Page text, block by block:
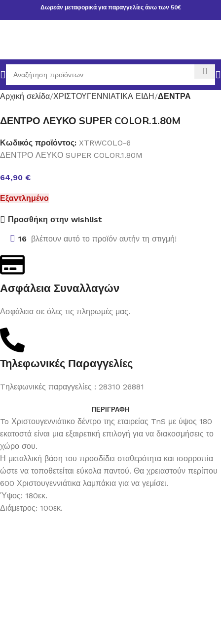
Δωρεάν μεταφορικά για παραγγελίες άνω των 50€
Αρχική σελίδα ΧΡΙΣΤΟΥΓΕΝΝΙΑΤΙΚΑ ΕΙΔΗ ΔΕΝΤΡΑ
ΔΕΝΤΡΟ ΛΕΥΚΟ SUPER COLOR.1.80M
Κωδικός προϊόντος: XTRWCOLO-6
ΔΕΝΤΡΟ ΛΕΥΚΟ SUPER COLOR.1.80M
64,90 €
Εξαντλημένο
Προσθήκη στην wishlist
16 βλέπουν αυτό το προϊόν αυτήν τη στιγμή!
Ασφάλεια Συναλλαγών
Ασφάλεια σε όλες τις πληρωμές μας.
Τηλεφωνικές Παραγγελίες
Tηλεφωνικές παραγγελίες : 28310 26881
ΠΕΡΙΓΡΑΦΉ
To Χριστουγεννιάτικο δέντρο της εταιρείας TnS με ύψος 180
εκατοστά είναι μια εξαιρετική επιλογή για να διακοσμήσεις το
χώρο σου.
Η μεταλλική βάση του προσδίδει σταθερότητα και ισορροπία
ώστε να τοποθετείται εύκολα παντού. Θα χρειαστούν περίπου
600 Χριστουγεννιάτικα λαμπάκια για να γεμίσει.
Ύψος: 180εκ.
Διάμετρος: 100εκ.